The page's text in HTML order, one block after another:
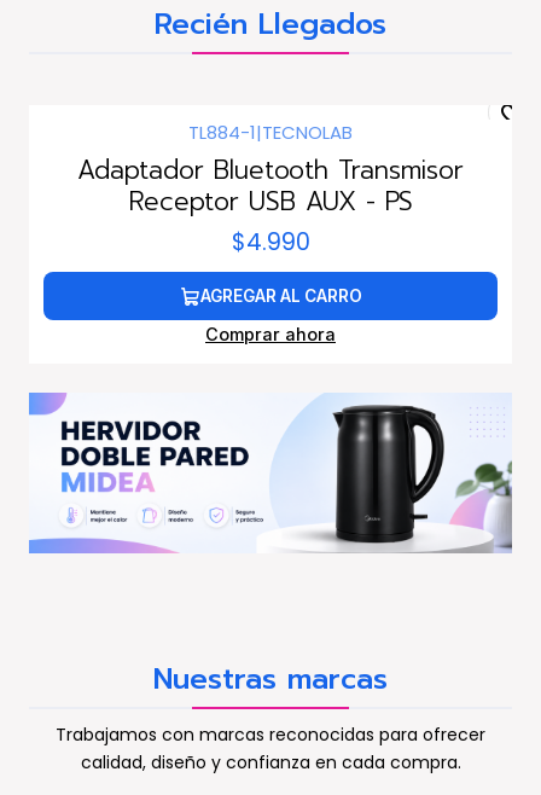
Recién Llegados
TL884-1|TECNOLAB
Adaptador Bluetooth Transmisor
Receptor USB AUX - PS
$4.990
AGREGAR AL CARRO
Comprar ahora
Nuestras marcas
Trabajamos con marcas reconocidas para ofrecer
calidad, diseño y confianza en cada compra.